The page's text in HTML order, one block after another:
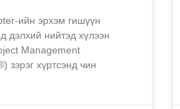
ийн эрхэм гишүүн
дэлхий нийтэд хүлээн
Management
зэрэг хүртсэнд чин